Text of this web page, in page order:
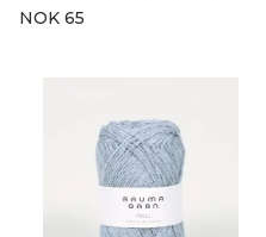
NOK 65